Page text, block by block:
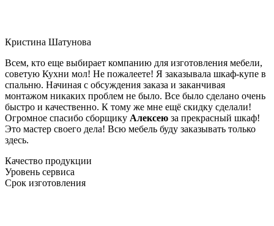
Кристина Шатунова
Всем, кто еще выбирает компанию для изготовления мебели,
советую Кухни мол! Не пожалеете! Я заказывала шкаф-купе в
спальню. Начиная с обсуждения заказа и заканчивая
монтажом никаких проблем не было. Все было сделано очень
быстро и качественно. К тому же мне ещё скидку сделали!
Огромное спасибо сборщику Алексею за прекрасный шкаф!
Это мастер своего дела! Всю мебель буду заказывать только
здесь.
Качество продукции
Уровень сервиса
Срок изготовления